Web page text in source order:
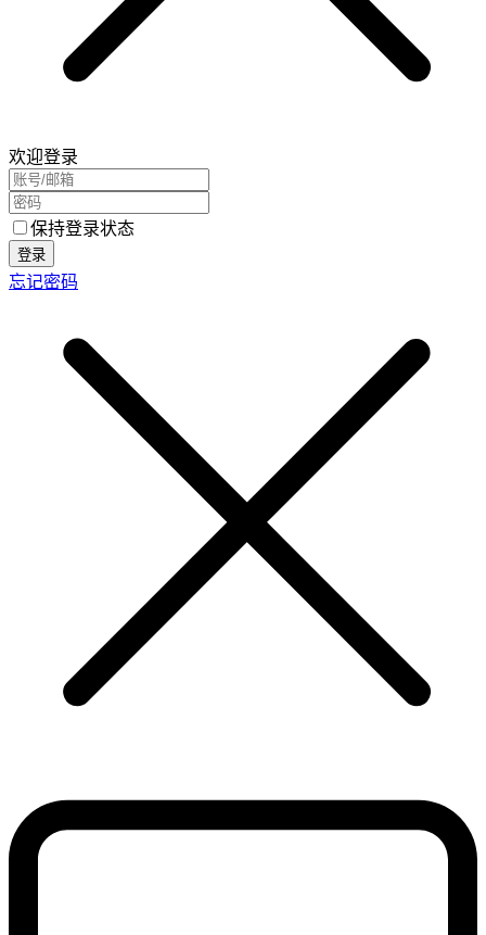
欢迎登录
保持登录状态
登录
忘记密码